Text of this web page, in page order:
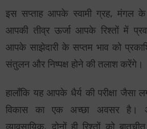
इस सप्ताह आपके स्वामी ग्रह, मंगल के
आपकी तीव्र ऊर्जा आपके रिश्तों में
आपके साझेदारी के सप्तम भाव को
संतुलन और निष्पक्ष होने की तलाश करेंगे।
हालाँकि यह आपके धैर्य की परीक्षा
विकास का एक अच्छा अवसर है।